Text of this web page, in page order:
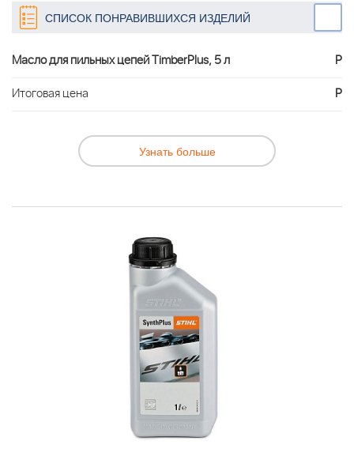
СПИСОК ПОНРАВИВШИХСЯ ИЗДЕЛИЙ
Масло для пильных цепей TimberPlus, 5 л
Р
Итоговая цена
Р
Узнать больше